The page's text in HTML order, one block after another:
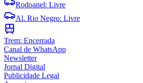
Rodoanel: Livre
Al. Rio Negro: Livre
Trem: Encerrada
Canal de WhatsApp
Newsletter
Jornal Digital
Publicidade Legal